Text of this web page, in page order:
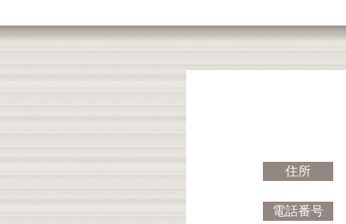
住所
電話番号